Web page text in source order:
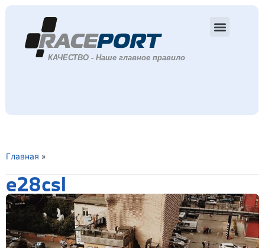
Главная »
e28csl